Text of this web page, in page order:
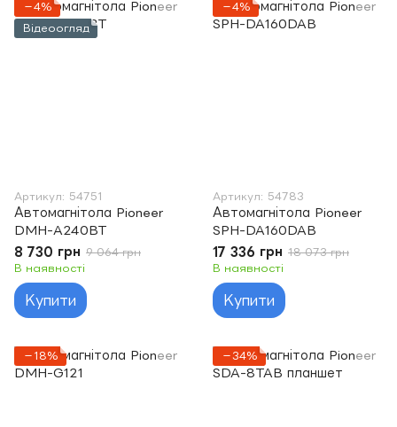
−4%
Відеоогляд
Артикул: 54751
Автомагнітола Pioneer
DMH-A240BT
8 730 грн 9 064 грн
В наявності
Купити
−4%
Артикул: 54783
Автомагнітола Pioneer
SPH-DA160DAB
17 336 грн 18 073 грн
В наявності
Купити
−18% −34%